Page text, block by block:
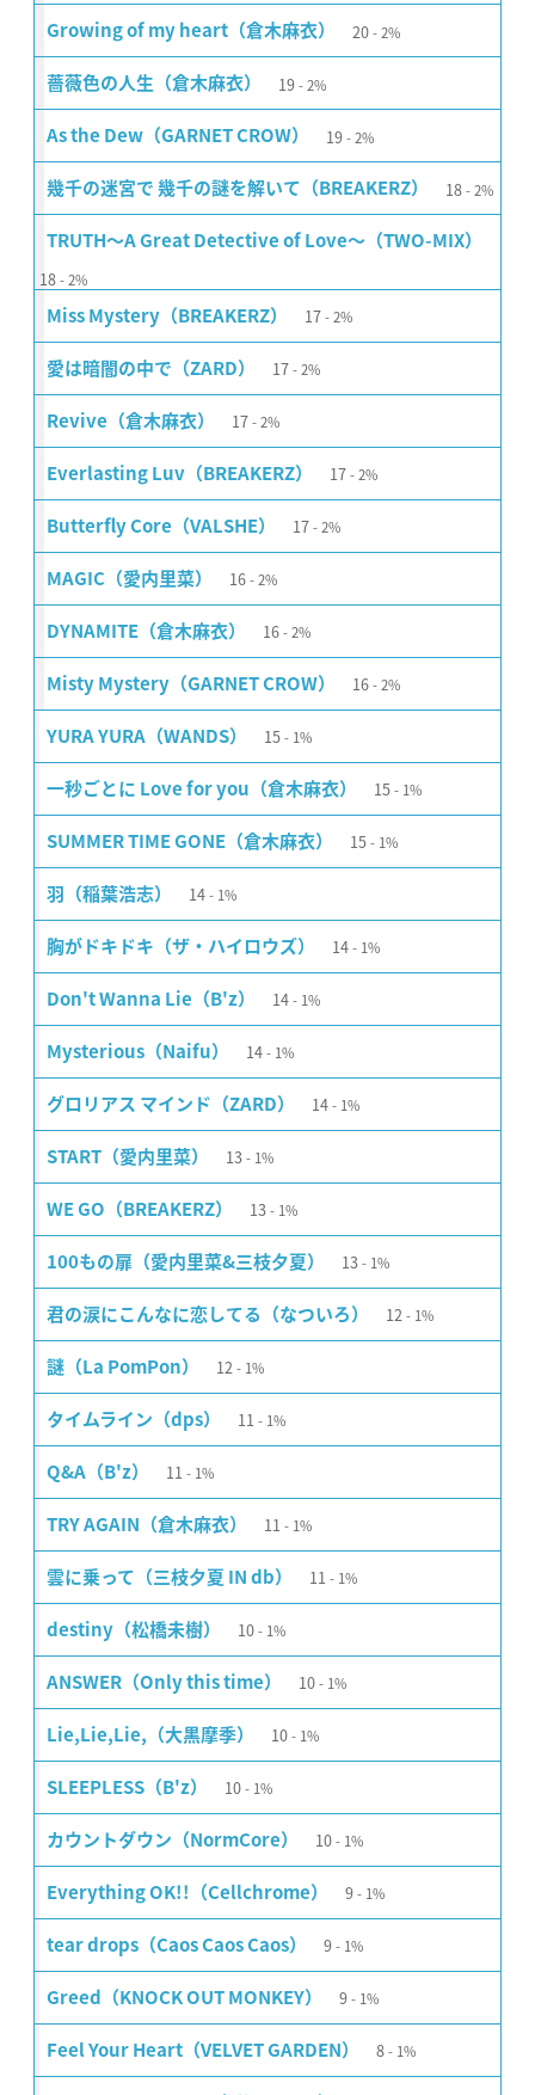
Growing of my heart（倉木麻衣） 20 2%
薔薇色の人生（倉木麻衣） 19 2%
As the Dew（GARNET CROW） 19 2%
幾千の迷宮で 幾千の謎を解いて（BREAKERZ） 18 2%
TRUTH〜A Great Detective of Love〜（TWO-MIX）
18 2%
Miss Mystery（BREAKERZ） 17 2%
愛は暗闇の中で（ZARD） 17 2%
Revive（倉木麻衣） 17 2%
Everlasting Luv（BREAKERZ） 17 2%
Butterfly Core（VALSHE） 17 2%
MAGIC（愛内里菜） 16 2%
DYNAMITE（倉木麻衣） 16 2%
Misty Mystery（GARNET CROW） 16 2%
YURA YURA（WANDS） 15 1%
一秒ごとに Love for you（倉木麻衣） 15 1%
SUMMER TIME GONE（倉木麻衣） 15 1%
羽（稲葉浩志） 14 1%
胸がドキドキ（ザ・ハイロウズ） 14 1%
Don't Wanna Lie（B'z） 14 1%
Mysterious（Naifu） 14 1%
グロリアス マインド（ZARD） 14 1%
START（愛内里菜） 13 1%
WE GO（BREAKERZ） 13 1%
100もの扉（愛内里菜&三枝夕夏） 13 1%
君の涙にこんなに恋してる（なついろ） 12 1%
謎（La PomPon） 12 1%
タイムライン（dps） 11 1%
Q&A（B'z） 11 1%
TRY AGAIN（倉木麻衣） 11 1%
雲に乗って（三枝夕夏 IN db） 11 1%
destiny（松橋未樹） 10 1%
ANSWER（Only this time） 10 1%
Lie,Lie,Lie,（大黒摩季） 10 1%
SLEEPLESS（B'z） 10 1%
カウントダウン（NormCore） 10 1%
Everything OK!!（Cellchrome） 9 1%
tear drops（Caos Caos Caos） 9 1%
Greed（KNOCK OUT MONKEY） 9 1%
Feel Your Heart（VELVET GARDEN） 8 1%